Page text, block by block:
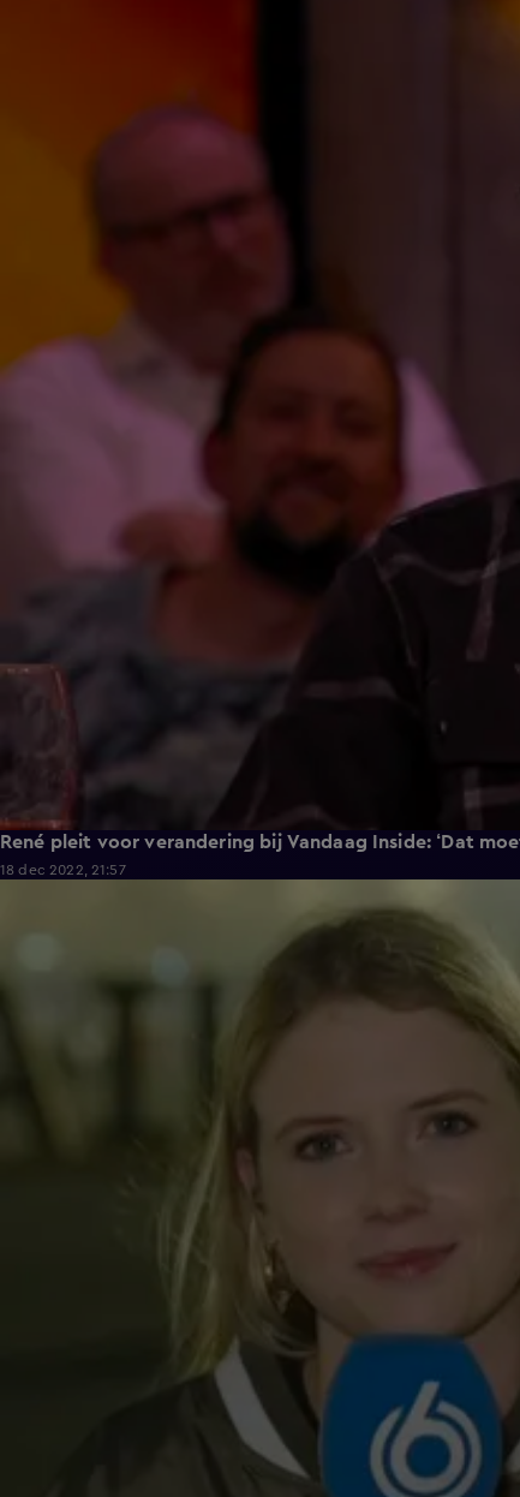
René pleit voor verandering bij Vandaag Inside: ‘Dat
18 dec 2022, 21:57